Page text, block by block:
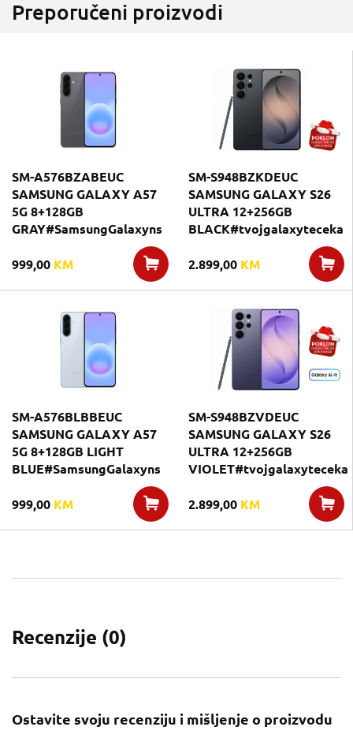
Preporučeni proizvodi
SM-A576BZABEUC
SAMSUNG GALAXY A57
5G 8+128GB
GRAY#SamsungGalaxyns
999,00 KM
SM-S948BZKDEUC
SAMSUNG GALAXY S26
ULTRA 12+256GB
BLACK#tvojgalaxyteceka
2.899,00 KM
SM-A576BLBBEUC
SAMSUNG GALAXY A57
5G 8+128GB LIGHT
BLUE#SamsungGalaxyns
999,00 KM
SM-S948BZVDEUC
SAMSUNG GALAXY S26
ULTRA 12+256GB
VIOLET#tvojgalaxyteceka
2.899,00 KM
Recenzije (0)
Ostavite svoju recenziju i mišljenje o proizvodu